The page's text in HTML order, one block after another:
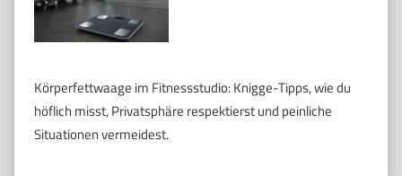
Körperfettwaage im Fitnessstudio: Knigge-Tipps, wie du
höflich misst, Privatsphäre respektierst und peinliche
Situationen vermeidest.